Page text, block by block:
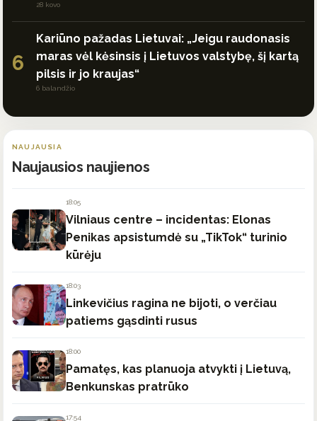
28 kovo
6
Kariūno pažadas Lietuvai: „Jeigu raudonasis
maras vėl kėsinsis į Lietuvos valstybę, šį kartą
pilsis ir jo kraujas“
6 balandžio
NAUJAUSIA
Naujausios naujienos
18:05
Vilniaus centre – incidentas: Elonas
Penikas apsistumdė su „TikTok“ turinio
kūrėju
18:03
Linkevičius ragina ne bijoti, o verčiau
patiems gąsdinti rusus
18:00
Pamatęs, kas planuoja atvykti į Lietuvą,
Benkunskas pratrūko
17:54